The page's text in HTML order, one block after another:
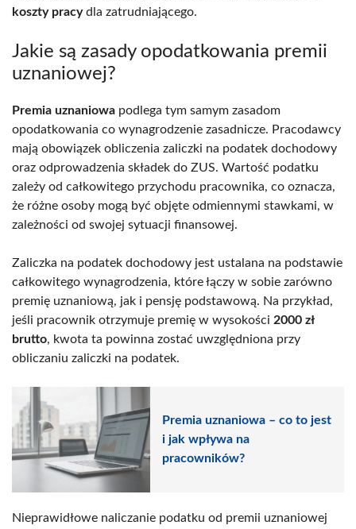
koszty pracydla zatrudniającego.
Jakie są zasady opodatkowania premii
uznaniowej?
Premia uznaniowa podlega tym samym zasadom
opodatkowania co wynagrodzenie zasadnicze. Pracodawcy
mają obowiązek obliczenia zaliczki na podatek dochodowy
oraz odprowadzenia składek do ZUS. Wartość podatku
zależy od całkowitego przychodu pracownika, co oznacza,
że różne osoby mogą być objęte odmiennymi stawkami, w
zależności od swojej sytuacji finansowej.
Zaliczka na podatek dochodowy jest ustalana na podstawie
całkowitego wynagrodzenia, które łączy w sobie zarówno
premię uznaniową, jak i pensję podstawową. Na przykład,
jeśli pracownik otrzymuje premię w wysokości 2000 zł
brutto, kwota ta powinna zostać uwzględniona przy
obliczaniu zaliczki na podatek.
Premia uznaniowa – co to jest
i jak wpływa na
pracowników?
Nieprawidłowe naliczanie podatku od premii uznaniowej